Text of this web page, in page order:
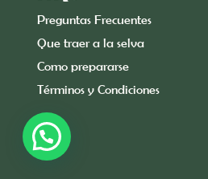
Preguntas Frecuentes
Que traer a la selva
Como prepararse
Términos y Condiciones